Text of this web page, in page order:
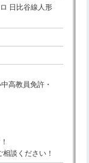
日比谷線人形
高教員免許・
談ください！